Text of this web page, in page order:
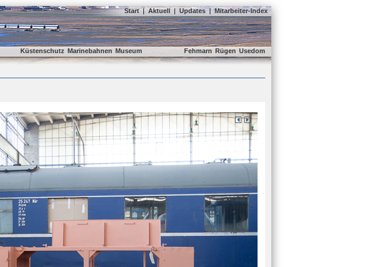
Start | Aktuell | Updates | Mitarbeiter-Index
Küstenschutz Marinebahnen Museum Fehmarn Rügen Usedom